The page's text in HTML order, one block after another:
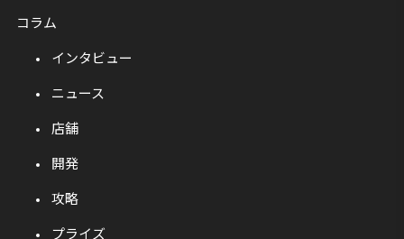
コラム
インタビュー
ニュース
店舗
開発
攻略
プライズ